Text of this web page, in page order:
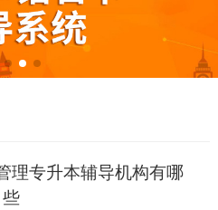
理专升本辅导机构有哪
些